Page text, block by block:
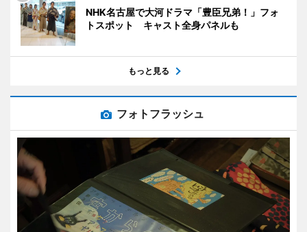
NHK名古屋で大河ドラマ「豊臣兄弟！」フォ
トスポット キャスト全身パネルも
もっと見る
フォトフラッシュ